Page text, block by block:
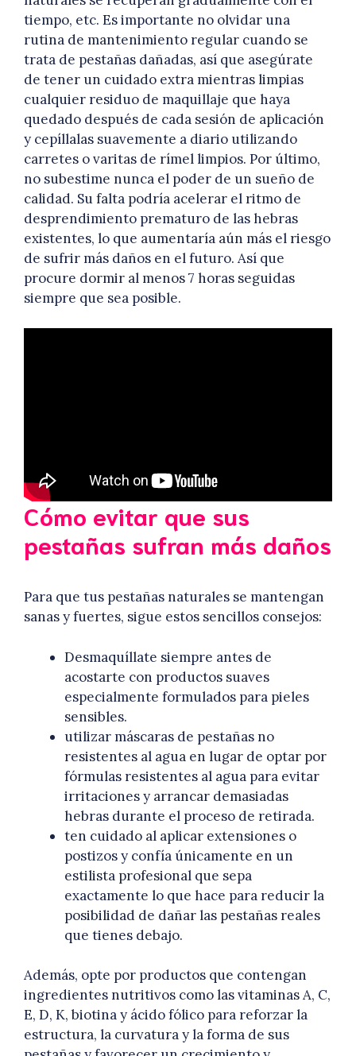
tiempo, etc. Es importante no olvidar una
rutina de mantenimiento regular cuando se
trata de pestañas dañadas, así que asegúrate
de tener un cuidado extra mientras limpias
cualquier residuo de maquillaje que haya
quedado después de cada sesión de aplicación
y cepíllalas suavemente a diario utilizando
carretes o varitas de rímel limpios. Por último,
no subestime nunca el poder de un sueño de
calidad. Su falta podría acelerar el ritmo de
desprendimiento prematuro de las hebras
existentes, lo que aumentaría aún más el riesgo
de sufrir más daños en el futuro. Así que
procure dormir al menos 7 horas seguidas
siempre que sea posible.
Cómo evitar que sus
pestañas sufran más daños
Para que tus pestañas naturales se mantengan
sanas y fuertes, sigue estos sencillos consejos:
Desmaquíllate siempre antes de
acostarte con productos suaves
especialmente formulados para pieles
sensibles.
utilizar máscaras de pestañas no
resistentes al agua en lugar de optar por
fórmulas resistentes al agua para evitar
irritaciones y arrancar demasiadas
hebras durante el proceso de retirada.
ten cuidado al aplicar extensiones o
postizos y confía únicamente en un
estilista profesional que sepa
exactamente lo que hace para reducir la
posibilidad de dañar las pestañas reales
que tienes debajo.
Además, opte por productos que contengan
ingredientes nutritivos como las vitaminas A, C,
E, D, K, biotina y ácido fólico para reforzar la
estructura, la curvatura y la forma de sus